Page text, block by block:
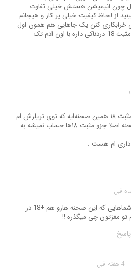
چون انیمیشن هستش خیلی تفاوت
از لحاظ کیفیت خیلی پر کار و هیجانم
خرابکاری کنن یک جاهایی هم همون اول
فیلم چشماتون ببندین صحنه مثبت 18 دردناکی داره با اون ادم تک
اگه منظورتون از صحنه مثبت ۱۸ همین صحنه‌ایه که توی تریلرش ام
هست ، باید بگم این صحنه اصلا جزو مثبت ۱۸ها حساب نمیشه به
داری ام هست .
خیلی دوست دارم شماهایی که این صحنه هارو هم +18 در
تو مغزتون چی میگذره !!
پاسخ
4 هفته قبل